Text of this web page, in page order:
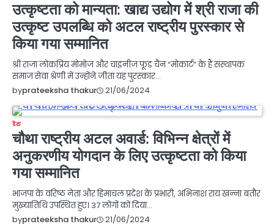
उत्कृष्टता को मान्यता: खाद्य उद्योग में श्री राजा की
उत्कृष्ट उपलब्धि को अटल राष्ट्रीय पुरस्कार से
किया गया सम्मानित
श्री राजा लोकप्रिय मोमोज और चाइनीज फूड चैन “मोकार्ट” के हैं संस्थापक
समाज सेवा श्रेणी में उन्होंने जीता यह पुरस्कार…
byprateeksha thakur 21/06/2024
देश
चौथा राष्ट्रीय अटल अवार्ड: विभिन्न क्षेत्रों में
अनुकरणीय योगदान के लिए उत्कृष्टता को किया
गया सम्मानित
भाजपा के वरिष्ठ नेता और हिमाचल प्रदेश के प्रभारी, अभिनाश राय खन्ना बतौर
मुख्यातिथि उपस्थित हुए। 37 लोगों को दिया…
byprateeksha thakur 21/06/2024